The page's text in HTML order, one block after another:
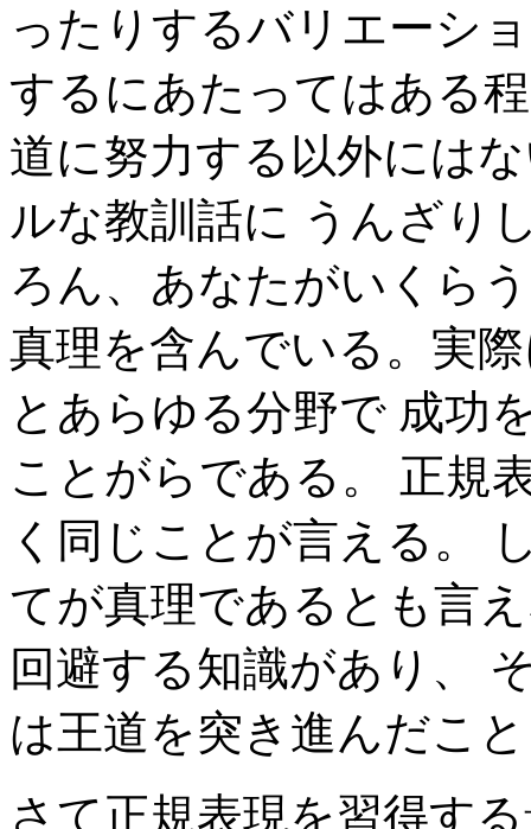
ったりするバリエーシ
するにあたってはある
道に努力する以外には
ルな教訓話に うんざり
ろん、あなたがいくら
真理を含んでいる。実
とあらゆる分野で 成功
ことがらである。 正規
く同じことが言える。
てが真理であるとも言
回避する知識があり、
は王道を突き進んだこ
さて正規表現を習得す